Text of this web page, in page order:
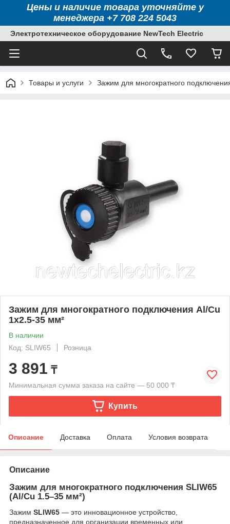
Цены и наличие товара уточняйте у
менеджера +7 708 224 5043
Электротехническое оборудование NewTech Electric
Товары и услуги Зажим для многократного
Зажим для многократного подключения Al/Cu
1x2.5-35 мм²
В наличии
Код: SLIW65
Розница
3 891 ₸
Минимальная сумма заказа на сайте — 50 000 ₸
Купить
Описание Доставка Оплата Условия возврата
Описание
Зажим для многократного подключения SLIW65
(Al/Cu 1.5–35 мм²)
Зажим SLIW65 — это инновационное устройство,
предназначенное для организации временных или